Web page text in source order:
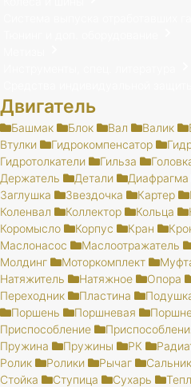
Двигатель
Башмак Блок Вал Валик
Втулки
Гидрокомпенсатор
Гидротолкатели
Гильза
Держатель
Детали Диафрагма
Заглушка
Звездочка Картер
Коленвал
Коллектор Кольца
Коромысло
Корпус Кран
Маслонасос
Маслоотражатель
Молдинг
Моторкомплект
Натяжитель
Натяжное Опора
Переходник
Пластина
Поршень
Поршневая
Приспособление
Пружина
Пружины РК
Ролик
Ролики Рычаг Сальник
Стойка
Ступица Сухарь